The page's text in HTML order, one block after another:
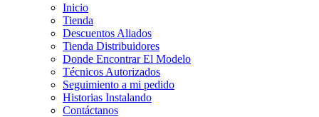
Inicio
Tienda
Descuentos Aliados
Tienda Distribuidores
Donde Encontrar El Modelo
Técnicos Autorizados
Seguimiento a mi pedido
Historias Instalando
Contáctanos